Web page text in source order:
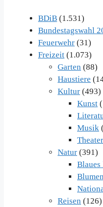
BDiB (1.531)
Bundestagswahl
Feuerwehr (31)
Freizeit (1.073)
Garten (88)
Haustiere
Kultur (493)
Kunst
Musik
Theater
Natur (391)
Blaues
Reisen (126)